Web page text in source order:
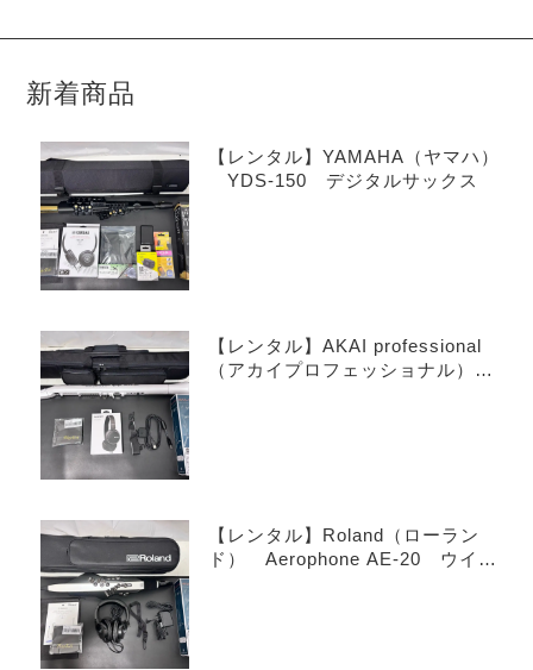
新着商品
【レンタル】YAMAHA（ヤマハ）
YDS-150 デジタルサックス
【レンタル】AKAI professional
（アカイプロフェッショナル）
【レンタル】Roland（ローラン
ド） Aerophone AE-20 ウイン